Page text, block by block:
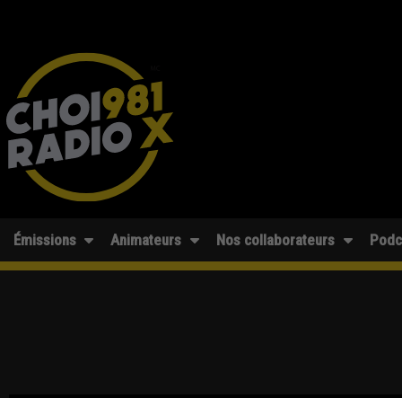
Émissions Animateurs Nos collaborateurs